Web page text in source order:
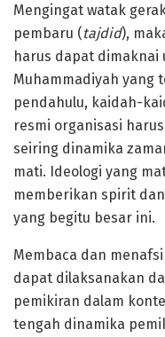
Mengingat watak
pembaru (tajdid),
harus dapat dimaknai
Muhammadiyah yang
pendahulu, kaidah-
resmi organisasi
seiring dinamika
mati. Ideologi yang
memberikan spirit
yang begitu besar ini.
Membaca dan
dapat dilaksanakan
pemikiran dalam
tengah dinamika